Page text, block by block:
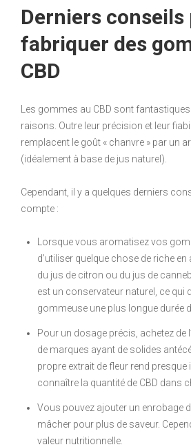
Derniers conseils
fabriquer des
CBD
Les gommes au CBD sont
raisons. Outre leur précision et leur
remplacent le goût « chanvre » par un
(idéalement à base de jus naturel).
Cependant, il y a quelques derniers
compte :
Lorsque vous aromatisez vos
d’utiliser quelque chose de riche
du jus de citron ou du jus de
est un conservateur naturel, ce qui
gommeuse une plus longue durée
Pour un dosage précis, achetez de
de marques ayant de solides
propre extrait de fleur rend
connaître la quantité de CBD dans
Vous pouvez ajouter un enrobage
mâcher pour plus de saveur.
valeur nutritionnelle.